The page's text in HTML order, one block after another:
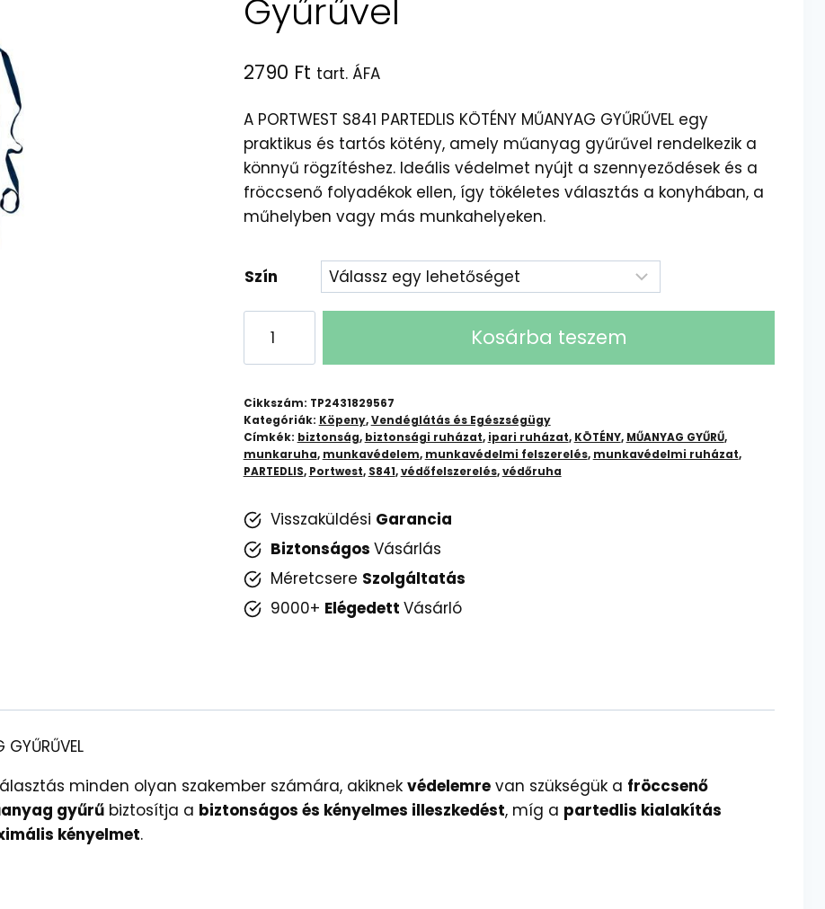
Gyűrűvel
2790 Ft tart. ÁFA
A PORTWEST S841 PARTEDLIS KÖTÉNY MŰANYAG GYŰRŰVEL egy
praktikus és tartós kötény, amely műanyag gyűrűvel rendelkezik a
könnyű rögzítéshez. Ideális védelmet nyújt a szennyeződések és a
fröccsenő folyadékok ellen, így tökéletes választás a konyhában, a
műhelyben vagy más munkahelyeken.
Szín
S841
Munkaöltözék:
Tartós
Kötény
Műanyag
Gyűrűvel
Kosárba teszem
Cikkszám: TP2431829567
Kategóriák: Köpeny,Vendéglátás és Egészségügy
Címkék: biztonság, biztonsági ruházat, ipari ruházat, KÖTÉNY, MŰANYAG GYŰRŰ,
munkaruha, munkavédelem, munkavédelmi felszerelés, munkavédelmi ruházat,
PARTEDLIS, Portwest, S841,védőfelszerelés,védőruha
Visszaküldési Garancia
Biztonságos Vásárlás
Méretcsere Szolgáltatás
9000+ Elégedett Vásárló
GYŰRŰVEL
minden olyan szakember számára, akiknek védelemre van szükségük a fröccsenő
gyűrű biztosítja a biztonságos és kényelmes illeszkedést, míg a partedlis kialakítás
kényelmet.